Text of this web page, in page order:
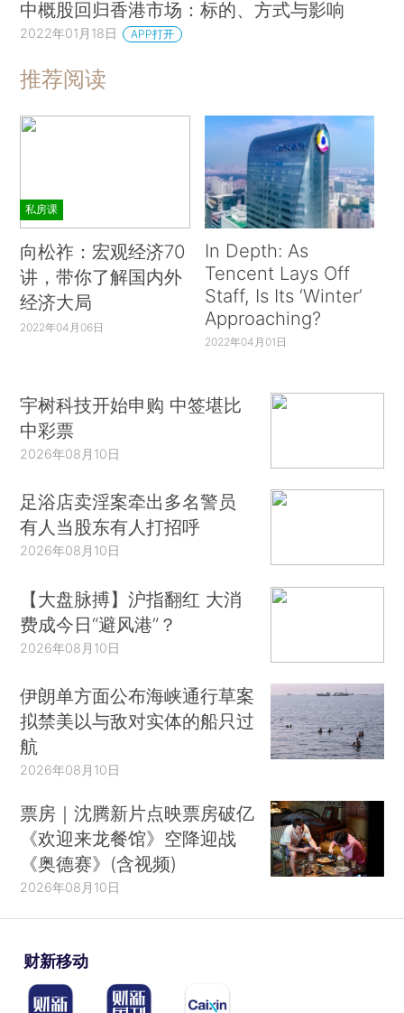
中概股回归香港市场：标的、方式与影响
2022年01月18日 APP打开
推荐阅读
私房课
向松祚：宏观经济70
讲，带你了解国内外
经济大局
2022年04月06日
In Depth: As
Tencent Lays Off
Staff, Is Its ‘Winter’
Approaching?
2022年04月01日
宇树科技开始申购 中签堪比
中彩票
2026年08月10日
足浴店卖淫案牵出多名警员
有人当股东有人打招呼
2026年08月10日
【大盘脉搏】沪指翻红 大消
费成今日“避风港”？
2026年08月10日
伊朗单方面公布海峡通行草案
拟禁美以与敌对实体的船只过
航
2026年08月10日
票房｜沈腾新片点映票房破亿
《欢迎来龙餐馆》空降迎战
《奥德赛》(含视频)
2026年08月10日
财新移动